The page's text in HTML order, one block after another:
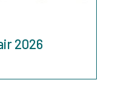
2026